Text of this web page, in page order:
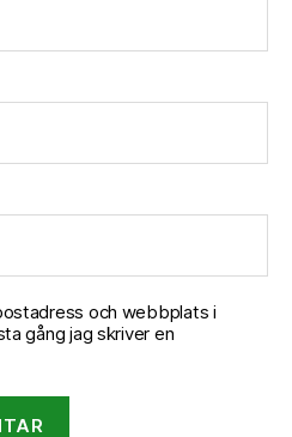
och webbplats i
gång jag skriver en